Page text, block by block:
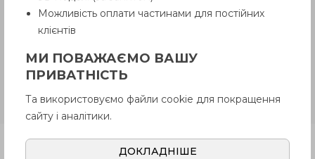
Покупцем.
GN 369.5-AНержавіюча сталь,
без поперечного паза, ручка, що
обертається, абразивостійкий
дюропласт
Можливість оплати частинами для постійних
клієнтів
МИ ПОВАЖАЄМО ВАШУ
ПРИВАТНІСТЬ
Та використовуємо файли cookie для покращення
сайту і аналітики.
ДОКЛАДНІШЕ